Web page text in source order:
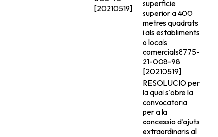
[20210519]
superficie
superior a 400
metres quadrats
i als establiments
o locals
comercials8775-
21-008-98
[20210519]
RESOLUCIO per
la qual s'obre la
convocatoria
per a la
concessio d'ajuts
extraordinaris al